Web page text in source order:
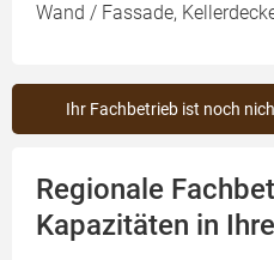
Wand / Fassade,
Ihr Fachbetrieb ist noch
Regionale
Kapazitäten in